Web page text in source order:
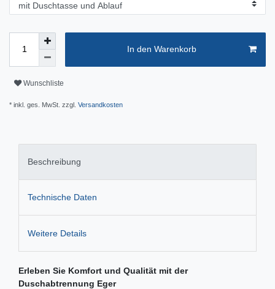
In den Warenkorb
Wunschliste
* inkl. ges. MwSt. zzgl. Versandkosten
Beschreibung
Technische Daten
Weitere Details
Erleben Sie Komfort und Qualität mit der
Duschabtrennung Eger